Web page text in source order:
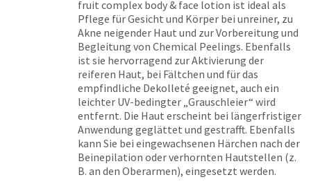
fruit complex body & face lotion ist ideal als
Pflege für Gesicht und Körper bei unreiner, zu
Akne neigender Haut und zur Vorbereitung und
Begleitung von Chemical Peelings. Ebenfalls
ist sie hervorragend zur Aktivierung der
reiferen Haut, bei Fältchen und für das
empfindliche Dekolleté geeignet, auch ein
leichter UV-bedingter „Grauschleier“ wird
entfernt. Die Haut erscheint bei längerfristiger
Anwendung geglättet und gestrafft. Ebenfalls
kann Sie bei eingewachsenen Härchen nach der
Beinepilation oder verhornten Hautstellen (z.
B. an den Oberarmen), eingesetzt werden.